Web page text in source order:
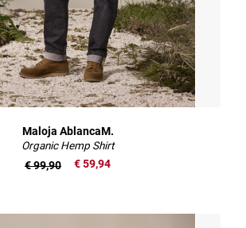
Maloja AblancaM.
Organic Hemp Shirt
€ 59,94
€ 99,90